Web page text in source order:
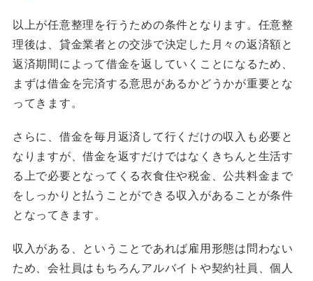
以上が任意整理を行うための条件となります。任意整
理後は、貸金業者との交渉で決定した月々の返済額と
返済期間によって借金を返していくことになるため、
まずは借金を完済する意思があるかどうかが重要とな
ってきます。
さらに、借金を毎月返済して行くだけの収入も必要と
なりますが、借金を返すだけではなくきちんと生活す
る上で必要となってくる衣食住や税金、公共料金まで
をしっかりと払うことができる収入があることが条件
となってきます。
収入がある、ということであれば雇用形態は問わない
ため、会社員はもちろんアルバイトや契約社員、個人